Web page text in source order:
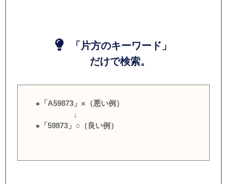
「片方のキーワード」
だけで検索。
●「A59873」×（悪い例）
↓
●「59873」○（良い例）